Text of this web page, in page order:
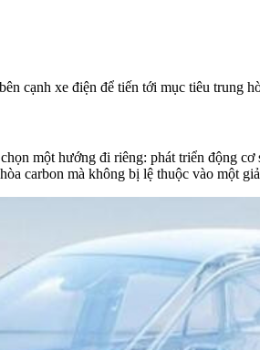
cạnh xe điện để tiến tới mục tiêu trung
một hướng đi riêng: phát triển động
carbon mà không bị lệ thuộc vào một